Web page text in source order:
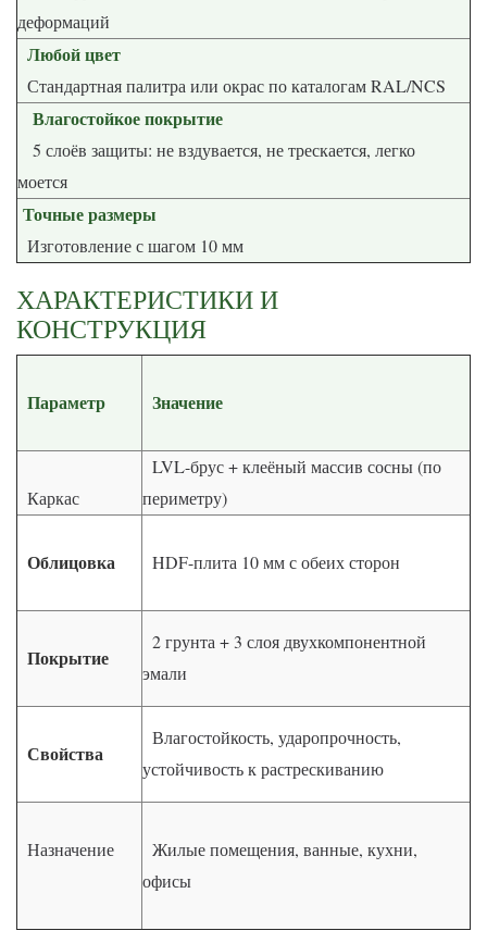
деформаций
Любой цвет
Стандартная палитра или окрас по каталогам RAL/NCS
Влагостойкое покрытие
5 слоёв защиты: не вздувается, не трескается, легко
моется
Точные размеры
Изготовление с шагом 10 мм
ХАРАКТЕРИСТИКИ И
КОНСТРУКЦИЯ
Параметр Значение
Каркас
LVL-брус + клеёный массив сосны (по
периметру)
Облицовка HDF-плита 10 мм с обеих сторон
Покрытие
2 грунта + 3 слоя двухкомпонентной
эмали
Свойства
Влагостойкость, ударопрочность,
устойчивость к растрескиванию
Назначение
Жилые помещения, ванные, кухни,
офисы